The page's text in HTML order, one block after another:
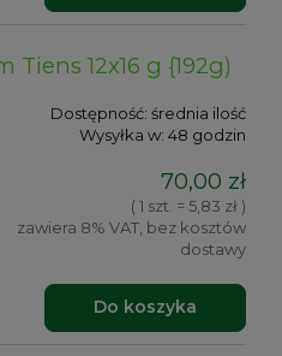
Tiens 12x16 g {192g)
Dostępność: średnia ilość
Wysyłka w: 48 godzin
70,00 zł
( 1 szt. = 5,83 zł )
zawiera 8% VAT, bez kosztów
dostawy
Do koszyka